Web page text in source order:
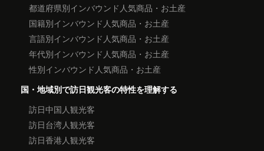
都道府県別インバウンド人気商品・お土産
国籍別インバウンド人気商品・お土産
言語別インバウンド人気商品・お土産
年代別インバウンド人気商品・お土産
性別インバウンド人気商品・お土産
国・地域別で訪日観光客の特性を理解する
訪日中国人観光客
訪日台湾人観光客
訪日香港人観光客